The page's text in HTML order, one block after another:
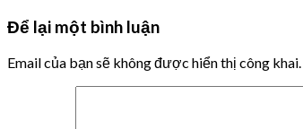
Để lại một bình luận
Email của bạn sẽ không được hiển thị công khai.